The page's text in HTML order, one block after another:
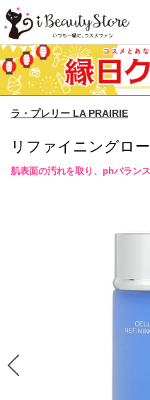
ラ・プレリー LA PRAIRIE
リファイニングロ
肌表面の汚れを取り、phバラン